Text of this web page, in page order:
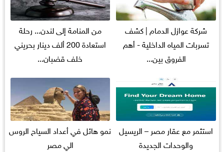
شركة عوازل الدمام | كشف
تسربات المياه الداخلية - أهم
الفروق بين...
من المنامة إلى لندن... رحلة
استعادة 200 ألف دينار بحريني
خلف قضبان...
استثمر مع عقار مصر – الريسيل
والوحدات الجديدة
نمو هائل في أعداد السياح الروس
الي مصر